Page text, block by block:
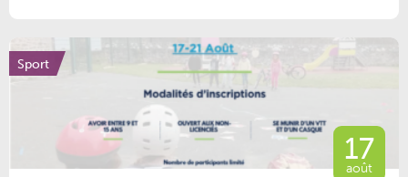
Sport
17
août